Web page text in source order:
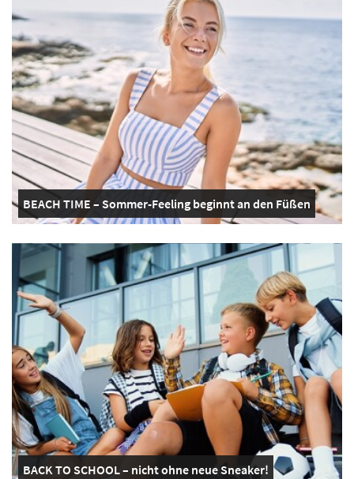
BEACH TIME – Sommer-Feeling beginnt an den Füßen
BACK TO SCHOOL – nicht ohne neue Sneaker!